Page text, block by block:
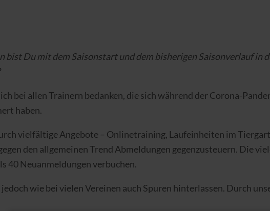
bist Du mit dem Saisonstart und dem bisherigen Saisonverlauf in
bei allen Trainern bedanken, die sich während der Corona-
haben.
vielfältige Angebote – Onlinetraining, Laufeinheiten im
den allgemeinen Trend Abmeldungen gegenzusteuern. Die
40 Neuanmeldungen verbuchen.
wie bei vielen Vereinen auch Spuren hinterlassen. Durch